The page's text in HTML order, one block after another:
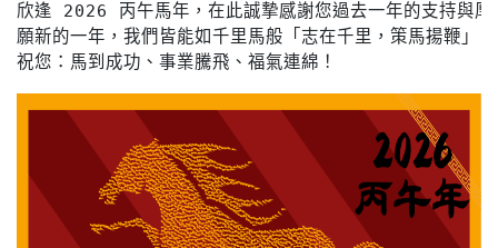
欣逢 2026 丙午馬年，在此誠摯感謝您過去一年的支持與厚
願新的一年，我們皆能如千里馬般「志在千里，策馬揚鞭」
​祝您：馬到成功、事業騰飛、福氣連綿！